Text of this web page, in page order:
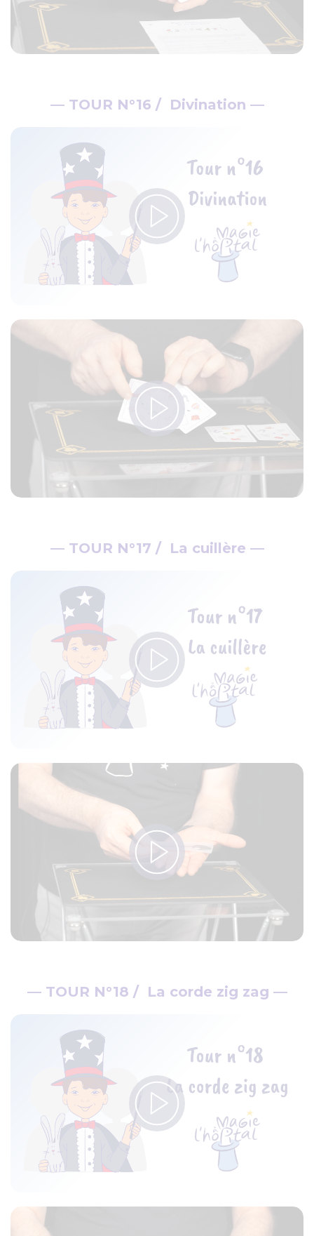
— TOUR N°16 / Divination —
— TOUR N°17 / La cuillère —
— TOUR N°18 / La corde zig zag —